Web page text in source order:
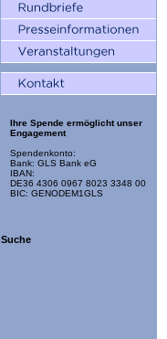
Ihre Spende ermöglicht unser
Engagement
Spendenkonto:
Bank: GLS Bank eG
IBAN:
DE36 4306 0967 8023 3348 00
BIC: GENODEM1GLS
Suche